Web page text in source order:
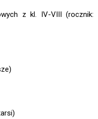
z kl. IV-VIII (rocznik: